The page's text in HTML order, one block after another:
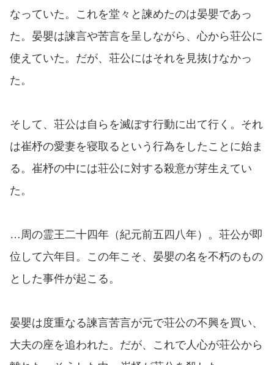
なっていた。これを堂々と諫めたのは晏嬰であっ
た。晏嬰は諫言や苦言を呈しながら、心から荘公に
使えていた。だが、荘公にはそれを見抜けなかっ
た。
そして、荘公は自らを滅ぼす行動に出て行く。それ
は崔杼の愛妻を寝取るという行為をしたことに始ま
る。崔杼の中には荘公に対する殺意が芽生えてい
た。
…周の霊王二十四年（紀元前五四八年）。荘公が即
位して六年目。この年こそ、晏嬰の名を不朽のもの
とした事件が起こる。
晏嬰は度重なる諫言苦言が元で荘公の不興を買い、
大夫の座を追われた。だが、これで人心が荘公から